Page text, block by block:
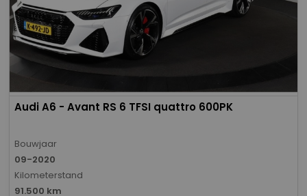
Audi A6 - Avant RS 6 TFSI quattro 600PK
Bouwjaar
09-2020
Kilometerstand
91.500 km